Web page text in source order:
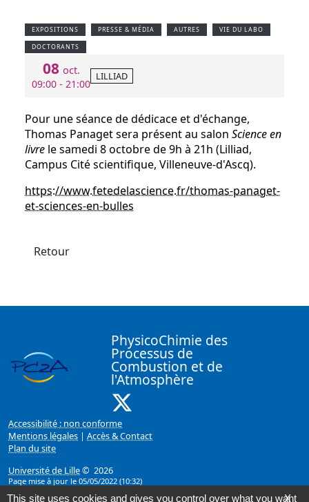
EXPOSITIONS PRESSE & MÉDIA AUTRES VIE DU LABO
DOCTORANTS
08 oct.
09:00 - 21:00
LILLIAD
Pour une séance de dédicace et d'échange,
Thomas Panaget sera présent au salon Science en
livre le samedi 8 octobre de 9h à 21h (Lilliad,
Campus Cité scientifique, Villeneuve-d'Ascq).
https://www.fetedelascience.fr/thomas-panaget-
et-sciences-en-bulles
Retour
PhysicoChimie des
Processus de
Combustion et de
l'Atmosphère
Accessibilité : non conforme
Mentions légales | Accès & Contact
Plan du site
Université de Lille© 2026
Page mise à jour le 05/05/2022 (10:32)
X
This site uses cookies and gives you control over what you want